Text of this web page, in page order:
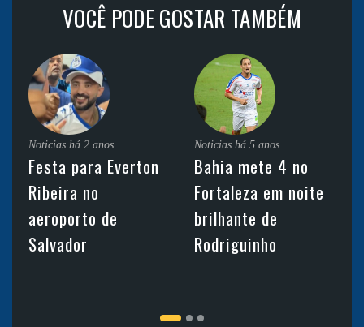
VOCÊ PODE GOSTAR TAMBÉM
Noticias há 2 anos
Festa para Everton
Ribeira no
aeroporto de
Salvador
Noticias há 5 anos
Bahia mete 4 no
Fortaleza em noite
brilhante de
Rodriguinho